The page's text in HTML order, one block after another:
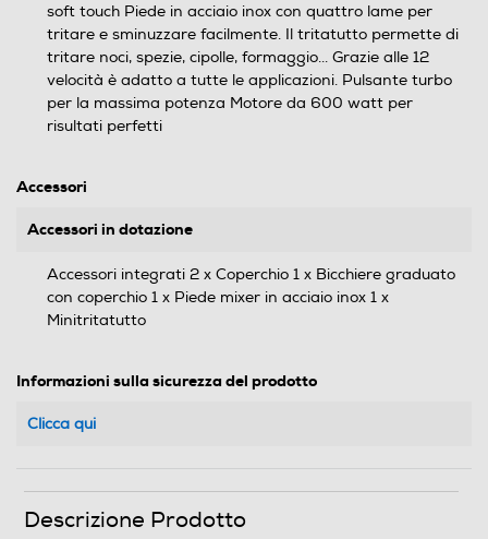
soft touch Piede in acciaio inox con quattro lame per
tritare e sminuzzare facilmente. Il tritatutto permette di
tritare noci, spezie, cipolle, formaggio... Grazie alle 12
velocità è adatto a tutte le applicazioni. Pulsante turbo
per la massima potenza Motore da 600 watt per
risultati perfetti
Accessori
Accessori in dotazione
Accessori integrati 2 x Coperchio 1 x Bicchiere graduato
con coperchio 1 x Piede mixer in acciaio inox 1 x
Minitritatutto
Informazioni sulla sicurezza del prodotto
Clicca qui
Descrizione Prodotto